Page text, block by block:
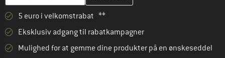
5 euro i velkomstrabat **
Eksklusiv adgang til rabatkampagner
Mulighed for at gemme dine produkter på en ønskeseddel